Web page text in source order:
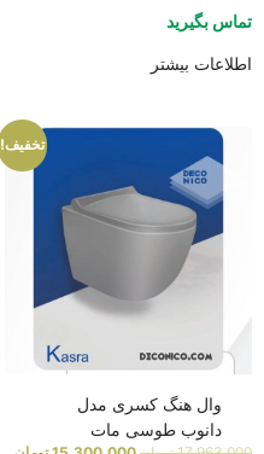
تماس بگیرید
اطلاعات بیشتر
تخفیف!
وال هنگ کسری مدل
دانوب طوسی مات